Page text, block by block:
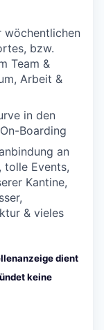
wöchentlichen
bzw.
Team &
Arbeit &
in den
Boarding
an
tolle Events,
Kantine,
& vieles
dient
keine